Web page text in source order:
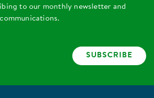
to our monthly newsletter and
SUBSCRIBE